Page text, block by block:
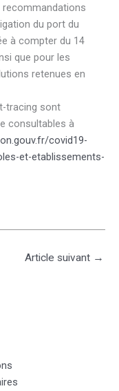
du port du
à compter du 14
que pour les
retenues en
tracing sont
consultables à
covid19-
et-etablissements-
Article suivant →